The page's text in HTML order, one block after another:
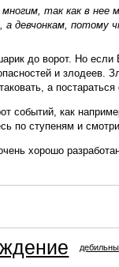
многим, так как в
девчонкам, потому
до ворот. Но
и злодеев.
а
событий, как
по ступеням и
хорошо